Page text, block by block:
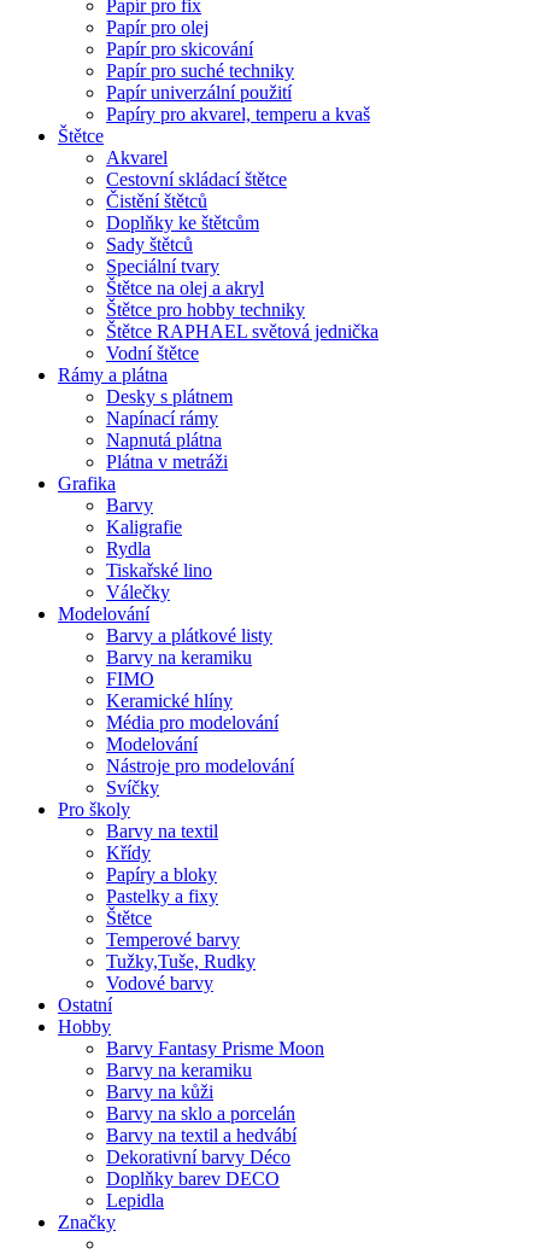
Papír pro fix
Papír pro olej
Papír pro skicování
Papír pro suché techniky
Papír univerzální použití
Papíry pro akvarel, temperu a kvaš
Štětce
Akvarel
Cestovní skládací štětce
Čistění štětců
Doplňky ke štětcům
Sady štětců
Speciální tvary
Štětce na olej a akryl
Štětce pro hobby techniky
Štětce RAPHAEL světová jednička
Vodní štětce
Rámy a plátna
Desky s plátnem
Napínací rámy
Napnutá plátna
Plátna v metráži
Grafika
Barvy
Kaligrafie
Rydla
Tiskařské lino
Válečky
Modelování
Barvy a plátkové listy
Barvy na keramiku
FIMO
Keramické hlíny
Média pro modelování
Modelování
Nástroje pro modelování
Svíčky
Pro školy
Barvy na textil
Křídy
Papíry a bloky
Pastelky a fixy
Štětce
Temperové barvy
Tužky,Tuše, Rudky
Vodové barvy
Ostatní
Hobby
Barvy Fantasy Prisme Moon
Barvy na keramiku
Barvy na kůži
Barvy na sklo a porcelán
Barvy na textil a hedvábí
Dekorativní barvy Déco
Doplňky barev DECO
Lepidla
Značky